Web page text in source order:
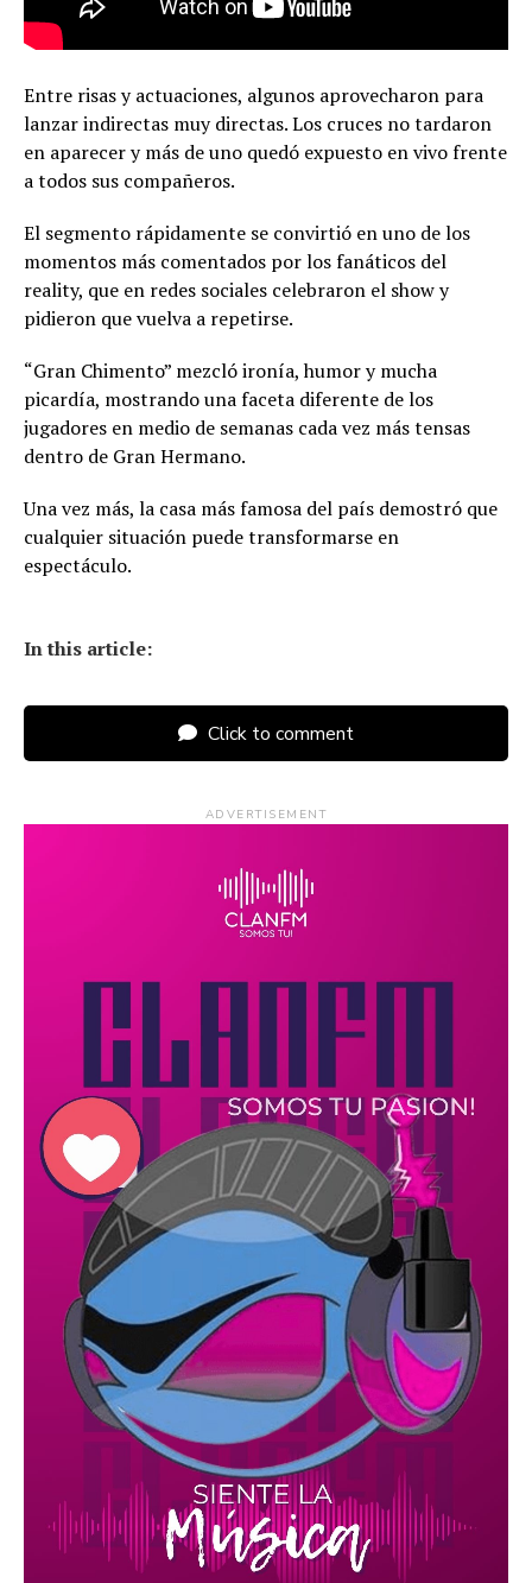
Entre risas y actuaciones, algunos aprovecharon para
lanzar indirectas muy directas. Los cruces no tardaron
en aparecer y más de uno quedó expuesto en vivo frente
a todos sus compañeros.
El segmento rápidamente se convirtió en uno de los
momentos más comentados por los fanáticos del
reality, que en redes sociales celebraron el show y
pidieron que vuelva a repetirse.
“Gran Chimento” mezcló ironía, humor y mucha
picardía, mostrando una faceta diferente de los
jugadores en medio de semanas cada vez más tensas
dentro de Gran Hermano.
Una vez más, la casa más famosa del país demostró que
cualquier situación puede transformarse en
espectáculo.
In this article:
Click to comment
ADVERTISEMENT